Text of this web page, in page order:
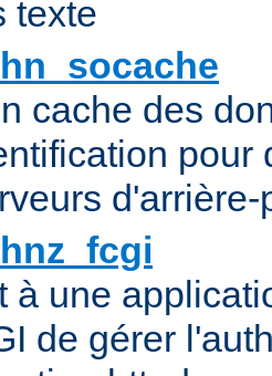
texte
cache des
pour
d'arrière-
à une
de gérer